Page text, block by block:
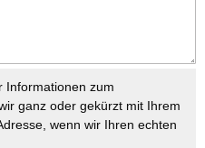
Informationen zum
ganz oder gekürzt mit Ihrem
wenn wir Ihren echten